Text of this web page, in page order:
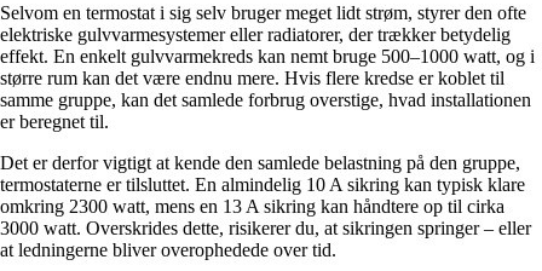
Selvom en termostat i sig selv bruger meget lidt strøm, styrer den ofte
elektriske gulvvarmesystemer eller radiatorer, der trækker betydelig
effekt. En enkelt gulvvarmekreds kan nemt bruge 500–1000 watt, og i
større rum kan det være endnu mere. Hvis flere kredse er koblet til
samme gruppe, kan det samlede forbrug overstige, hvad installationen
er beregnet til.
Det er derfor vigtigt at kende den samlede belastning på den gruppe,
termostaterne er tilsluttet. En almindelig 10 A sikring kan typisk klare
omkring 2300 watt, mens en 13 A sikring kan håndtere op til cirka
3000 watt. Overskrides dette, risikerer du, at sikringen springer – eller
at ledningerne bliver overophedede over tid.